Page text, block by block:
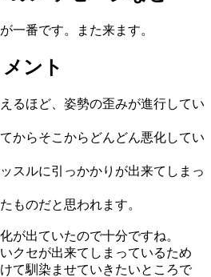
一番です。また来ます。
ント
るほど、姿勢の歪みが進行してい
からそこからどんどん悪化してい
スルに引っかかりが出来てしまっ
ものだと思われます。
が出ていたので十分ですね。
クセが出来てしまっているため
て馴染ませていきたいところで